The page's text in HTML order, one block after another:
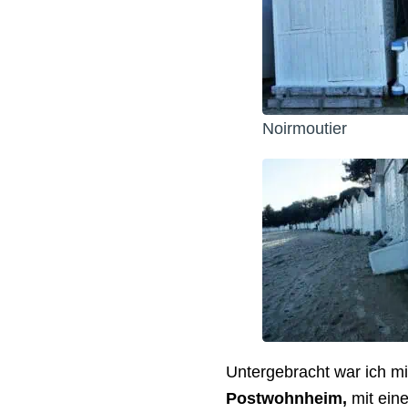
Noirmoutier
Untergebracht war ich
Postwohnheim, mit